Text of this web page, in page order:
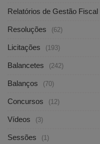
Relatórios de Gestão Fiscal
Resoluções (62)
Licitações (193)
Balancetes (242)
Balanços (70)
Concursos (12)
Vídeos (3)
Sessões (1)